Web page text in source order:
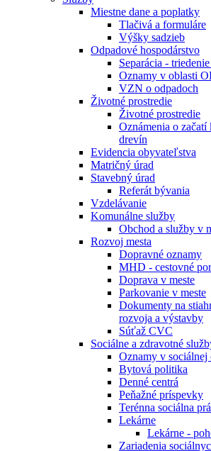
Miestne dane a poplatky
Tlačivá a formuláre
Výšky sadzieb
Odpadové hospodárstvo
Separácia -
Oznamy v oblasti
VZN o odpadoch
Životné prostredie
Životné prostredie
Oznámenia o
drevín
Evidencia obyvateľstva
Matričný úrad
Stavebný úrad
Referát bývania
Vzdelávanie
Komunálne služby
Obchod a služby v
Rozvoj mesta
Dopravné oznamy
MHD - cestovné
Doprava v meste
Parkovanie v meste
Dokumenty na
rozvoja a výstavby
Súťaž CVC
Sociálne a zdravotné
Oznamy v sociálnej
Bytová politika
Denné centrá
Peňažné príspevky
Terénna sociálna
Lekárne
Lekárne -
Zariadenia